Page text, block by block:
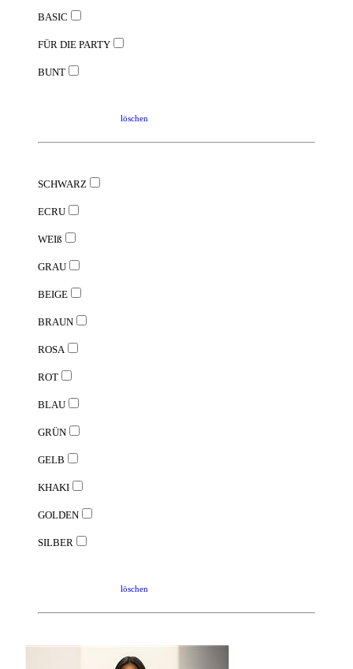
BASIC
FÜR DIE PARTY
BUNT
löschen
SCHWARZ
ECRU
WEIß
GRAU
BEIGE
BRAUN
ROSA
ROT
BLAU
GRÜN
GELB
KHAKI
GOLDEN
SILBER
löschen